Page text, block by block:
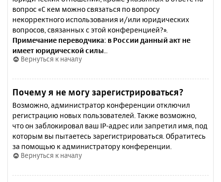
вопрос «С кем можно связаться по вопросу
некорректного использования и/или юридических
вопросов, связанных с этой конференцией?».
Примечание переводчика: в России данный акт не
имеет юридической силы.
Вернуться к началу
Почему я не могу зарегистрироваться?
Возможно, администратор конференции отключил
регистрацию новых пользователей. Также возможно,
что он заблокировал ваш IP-адрес или запретил имя, под
которым вы пытаетесь зарегистрироваться. Обратитесь
за помощью к администратору конференции.
Вернуться к началу